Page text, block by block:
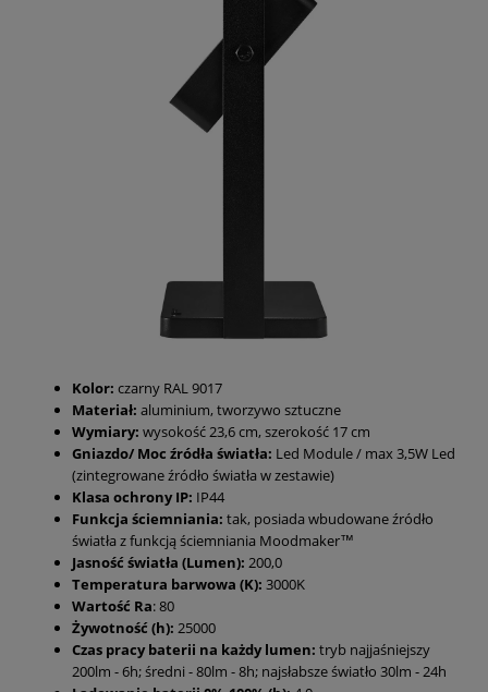
Kolor: czarny RAL 9017
Materiał: aluminium, tworzywo sztuczne
Wymiary: wysokość 23,6 cm, szerokość 17 cm
Gniazdo/ Moc źródła światła: Led Module / max 3,5W Led
(zintegrowane źródło światła w zestawie)
Klasa ochrony IP: IP44
Funkcja ściemniania: tak, posiada wbudowane źródło
światła z funkcją ściemniania Moodmaker™
Jasność światła (Lumen): 200,0
Temperatura barwowa (K): 3000K
Wartość Ra: 80
Żywotność (h): 25000
Czas pracy baterii na każdy lumen: tryb najjaśniejszy
200lm - 6h; średni - 80lm - 8h; najsłabsze światło 30lm - 24h